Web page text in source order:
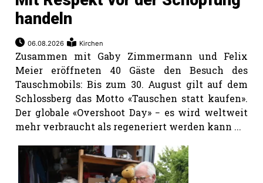
handeln
06.08.2026 Kirchen
Zusammen mit Gaby Zimmermann und Felix
Meier eröffneten 40 Gäste den Besuch des
Tauschmobils: Bis zum 30. August gilt auf dem
Schlossberg das Motto «Tauschen statt kaufen».
Der globale «Overshoot Day» − es wird weltweit
mehr verbraucht als regeneriert werden kann ...